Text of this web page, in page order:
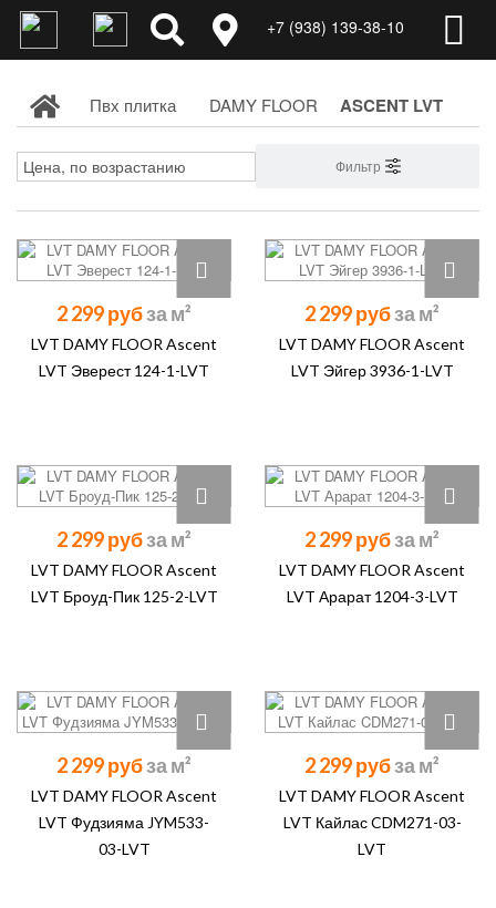
+7 (938) 139-38-10
Пвх плитка DAMY FLOOR ASCENT LVT
Фильтр
2 299 руб
LVT DAMY FLOOR Ascent
LVT Эверест 124-1-LVT
2 299 руб
LVT DAMY FLOOR Ascent
LVT Эйгер 3936-1-LVT
2 299 руб
LVT DAMY FLOOR Ascent
LVT Броуд-Пик 125-2-LVT
2 299 руб
LVT DAMY FLOOR Ascent
LVT Арарат 1204-3-LVT
2 299 руб
LVT DAMY FLOOR Ascent
LVT Фудзияма JYM533-
03-LVT
2 299 руб
LVT DAMY FLOOR Ascent
LVT Кайлас CDM271-03-
LVT